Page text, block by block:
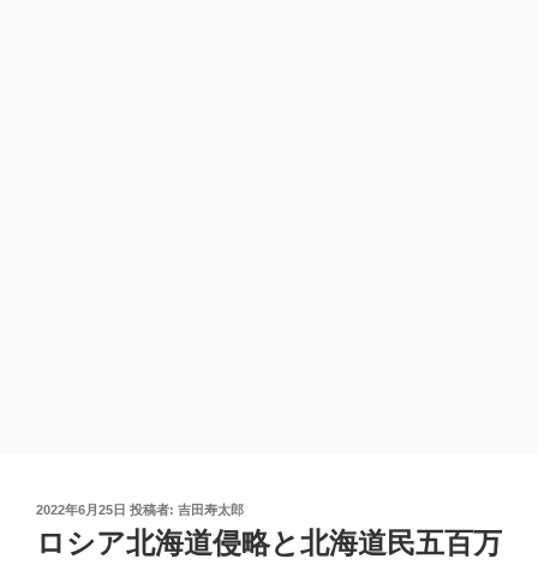
投
日:
2022年6月25日 投稿者: 吉田寿太郎
ロシア北海道侵略と北海道民五百万